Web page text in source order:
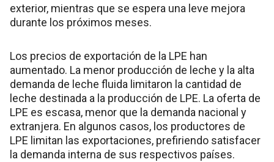
exterior, mientras que se espera una leve mejora
durante los próximos meses.
Los precios de exportación de la LPE han
aumentado. La menor producción de leche y la alta
demanda de leche fluida limitaron la cantidad de
leche destinada a la producción de LPE. La oferta de
LPE es escasa, menor que la demanda nacional y
extranjera. En algunos casos, los productores de
LPE limitan las exportaciones, prefiriendo satisfacer
la demanda interna de sus respectivos países.